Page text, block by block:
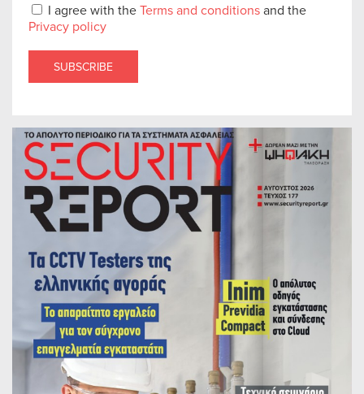
I agree with theTerms and conditionsand the
Privacy policy
SUBSCRIBE